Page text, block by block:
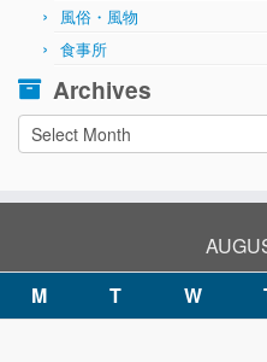
風俗・風物
食事所
Archives
Archives
M
T W